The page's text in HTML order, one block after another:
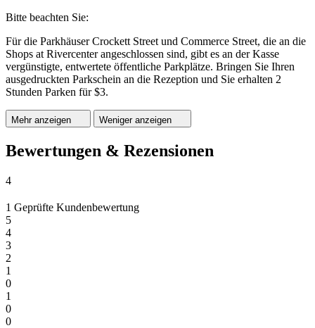
Bitte beachten Sie:
Für die Parkhäuser Crockett Street und Commerce Street, die an die
Shops at Rivercenter angeschlossen sind, gibt es an der Kasse
vergünstigte, entwertete öffentliche Parkplätze. Bringen Sie Ihren
ausgedruckten Parkschein an die Rezeption und Sie erhalten 2
Stunden Parken für $3.
Mehr anzeigen Weniger anzeigen
Bewertungen & Rezensionen
4
1 Geprüfte Kundenbewertung
5
4
3
2
1
0
1
0
0